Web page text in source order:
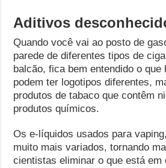
Aditivos
Quando você vai ao posto de
parede de diferentes tipos de
balcão, fica bem entendido o que
podem ter logotipos diferentes,
produtos de tabaco que contêm
produtos químicos.
Os e-líquidos usados ​​para
muito mais variados, tornando
cientistas eliminar o que está em